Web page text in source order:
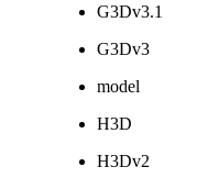
G3Dv3.1
G3Dv3
model
H3D
H3Dv2